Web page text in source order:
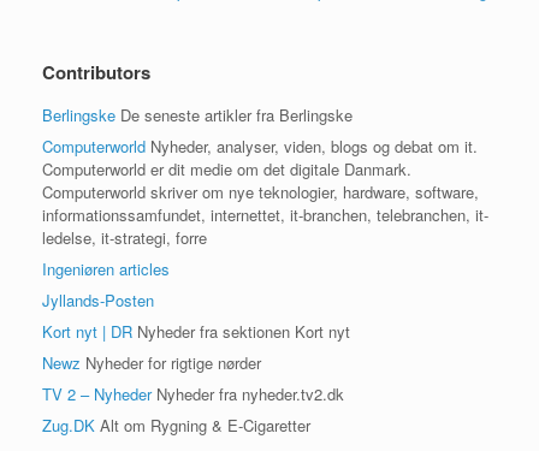
Contributors
Berlingske De seneste artikler fra Berlingske
Computerworld Nyheder, analyser, viden, blogs og debat om it.
Computerworld er dit medie om det digitale Danmark.
Computerworld skriver om nye teknologier, hardware, software,
informationssamfundet, internettet, it-branchen, telebranchen, it-
ledelse, it-strategi, forre
Ingeniøren articles
Jyllands-Posten
Kort nyt | DR Nyheder fra sektionen Kort nyt
Newz Nyheder for rigtige nørder
TV 2 – NyhederNyheder fra nyheder.tv2.dk
Zug.DK Alt om Rygning & E-Cigaretter